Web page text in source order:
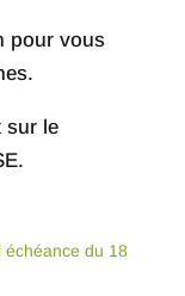
pour vous
sur le
échéance du 18